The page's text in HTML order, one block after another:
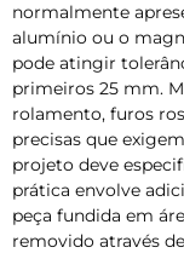
normalmente
alumínio ou o
pode atingir
primeiros 25 mm.
rolamento, furos
precisas que
projeto deve
prática envolve
peça fundida em
removido através